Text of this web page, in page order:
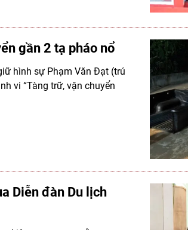
gần 2 tạ pháo nổ
hình sự Phạm Văn Ðạt (trú
vi “Tàng trữ, vận chuyển
Diễn đàn Du lịch